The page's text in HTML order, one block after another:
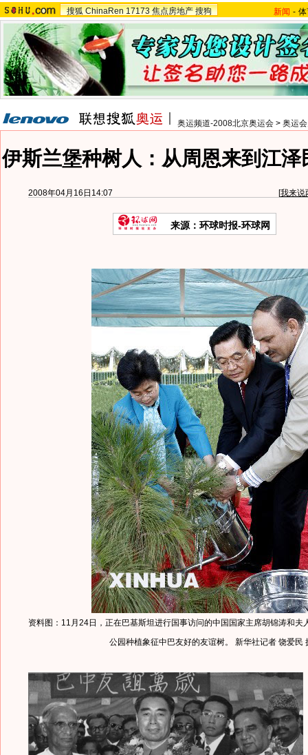
搜狐 ChinaRen 17173 焦点房地产 搜狗 新闻 -
奥运频道-2008北京奥运会 > 奥运
伊斯兰堡种树人：从周恩来到江泽
2008年04月16日14:07 [我来说
来源：环球时报-环球网
资料图：11月24日，正在巴基斯坦进行国事访问的中国国家主席胡锦涛和夫
公园种植象征中巴友好的友谊树。 新华社记者 饶爱民